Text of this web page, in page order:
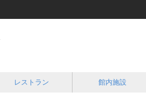
レストラン 館内施設